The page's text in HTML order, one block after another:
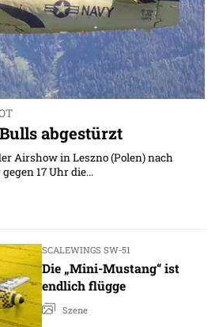
abgestürzt
Airshow in Leszno (Polen) nach
17 Uhr die...
SCALEWINGS SW-51
Die „Mini-Mustang“ ist
endlich flügge
Szene